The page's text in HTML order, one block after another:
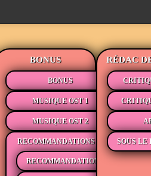
BONUS
BONUS
MUSIQUE OST 1
MUSIQUE OST 2
RECOMMANDATIONS
RECOMMANDATIONS MÉDIAS
RÉDAC
SOUS